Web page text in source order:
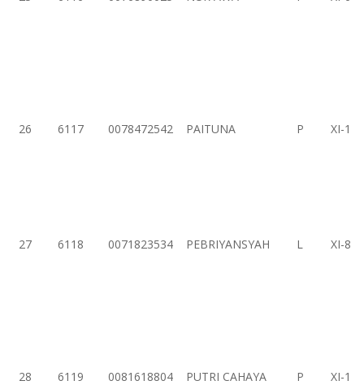
26 6117 0078472542 PAITUNA P XI-1
27 6118 0071823534 PEBRIYANSYAH L XI-8
28 6119 0081618804
PUTRI CAHAYA
P XI-1